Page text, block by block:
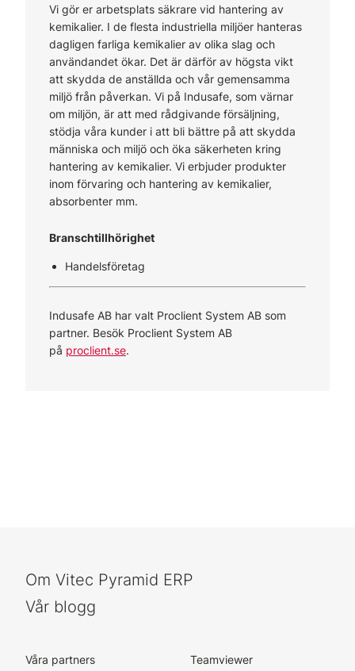
Vi gör er arbetsplats säkrare vid hantering av
kemikalier. I de flesta industriella miljöer hanteras
dagligen farliga kemikalier av olika slag och
användandet ökar. Det är därför av högsta vikt
att skydda de anställda och vår gemensamma
miljö från påverkan. Vi på Indusafe, som värnar
om miljön, är att med rådgivande försäljning,
stödja våra kunder i att bli bättre på att skydda
människa och miljö och öka säkerheten kring
hantering av kemikalier. Vi erbjuder produkter
inom förvaring och hantering av kemikalier,
absorbenter mm.
Branschtillhörighet
Handelsföretag
Indusafe AB har valt Proclient System AB som
partner. Besök Proclient System AB
på proclient.se.
Om Vitec Pyramid ERP
Vår blogg
Våra partners Teamviewer